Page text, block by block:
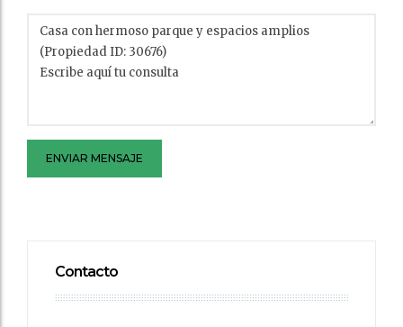
ENVIAR MENSAJE
Contacto